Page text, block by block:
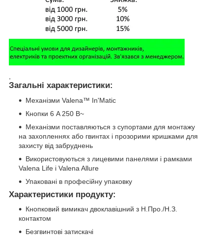
Загальні характеристики:
Механізми Valena™ In'Matic
Кнопки 6 A 250 В~
Механізми поставляються з супортами для монтажу
на захопленнях або гвинтах і прозорими кришками для
захисту від забруднень
Використовуються з лицевими панелями і рамками
Valena Life і Valena Allure
Упаковані в професійну упаковку
Характеристики продукту:
Кнопковий вимикач двоклавішний з Н.Про./Н.З.
контактом
Безгвинтові затискачі